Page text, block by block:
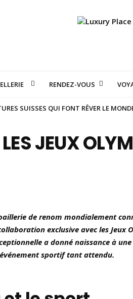
RENDEZ-VOUS
SUISSES QUI FONT RÊVER LE
JEUX
de renom mondialement
exclusive avec les Jeux
a donné naissance à
sportif tant attendu.